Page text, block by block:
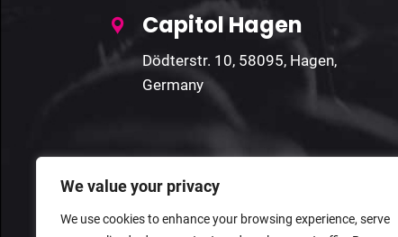
We value your privacy
We use cookies to enhance your browsing experience, serve
Capitol Hagen
Dödterstr. 10, 58095, Hagen,
Germany